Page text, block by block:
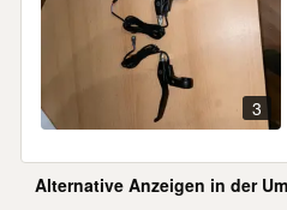
3
Alternative Anzeigen in der